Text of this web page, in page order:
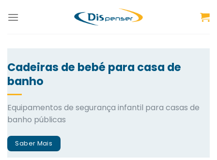
Cadeiras de bebé para casa de
banho
Equipamentos de segurança infantil para casas de
banho públicas
Saber Mais